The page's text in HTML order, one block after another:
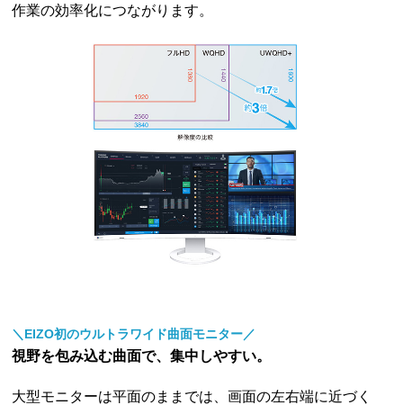
作業の効率化につながります。
＼EIZO初のウルトラワイド曲面モニター／
視野を包み込む曲面で、集中しやすい。
大型モニターは平面のままでは、画面の左右端に近づく